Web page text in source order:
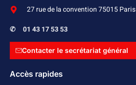
27 rue de la convention 75015 Paris
✆ 01 43 17 53 53
Contacter le secrétariat général
Accès rapides